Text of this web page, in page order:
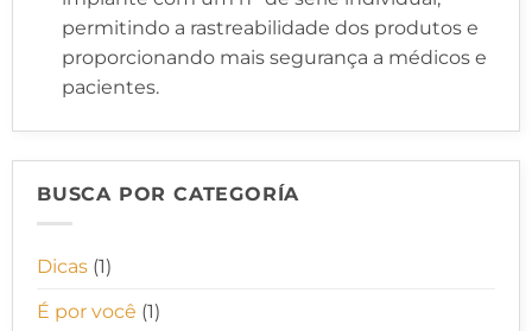
permitindo a rastreabilidade dos produtos e
proporcionando mais segurança a médicos e
pacientes.
BUSCA POR CATEGORÍA
Dicas (1)
É por você (1)